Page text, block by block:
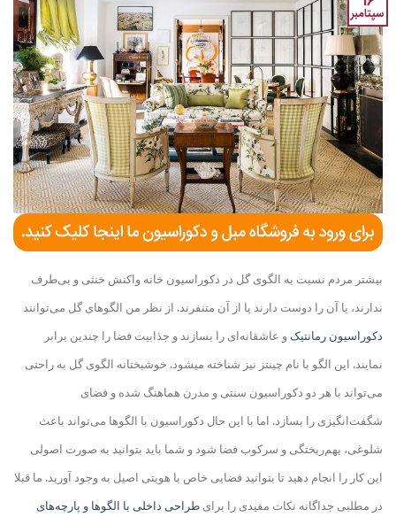
سپتامبر
بیشتر مردم نسبت به الگوی گل در دکوراسیون خانه واکنش خنثی و بی‌طرف
ندارند، یا آن را دوست دارند یا از آن متنفرند. از نظر من الگوهای گل می‌توانند
دکوراسیون رمانتیک و عاشقانه‌ای را بسازند و جذابیت فضا را چندین برابر
نمایند. این الگو با نام چینتز نیز شناخته میشود. خوشبختانه الگوی گل به راحتی
می‌تواند با هر دو دکوراسیون سنتی و مدرن هماهنگ شده و فضای
شگفت‌انگیزی را بسازد. اما با این حال دکوراسیون با الگوها می‌تواند باعث
شلوغی، بهم‌ریختگی و سرکوب فضا شود و شما باید بتوانید به صورت اصولی
این کار را انجام دهید تا بتوانید فضایی خاص با هویتی اصیل به وجود آورید. ما قبلا
در مطلبی جداگانه نکات مفیدی را برای طراحی داخلی با الگوها و پارچه‌های